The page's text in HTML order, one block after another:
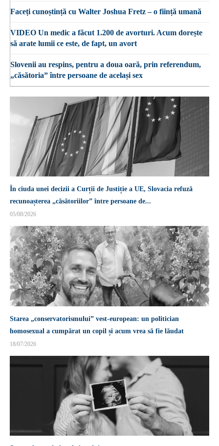
În ciuda unei decizii a Curții de Justiție a UE, Slovacia refuză
recunoașterea „căsătoriilor” între persoane de...
05/08/2026
Starea „conservatorismului” vest-european: un politician
homosexual a cumpărat un copil și acum vrea să fie lăudat
18/07/2026
Faceți cunoștință cu Walter Joshua Fretz – o ființă umană
VIDEO Un medic a făcut 1.200 de avorturi. Acum dorește
să arate lumii ce este, de fapt, un avort
Slovenii au respins, pentru a doua oară, prin referendum,
„căsătoria” între persoane de același sex